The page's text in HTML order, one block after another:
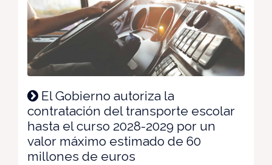
El Gobierno autoriza la
contratación del transporte escolar
hasta el curso 2028-2029 por un
valor máximo estimado de 60
millones de euros